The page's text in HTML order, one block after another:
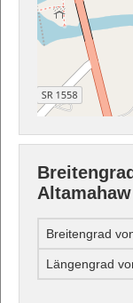
Altamahaw
Breitengrad
Längengrad